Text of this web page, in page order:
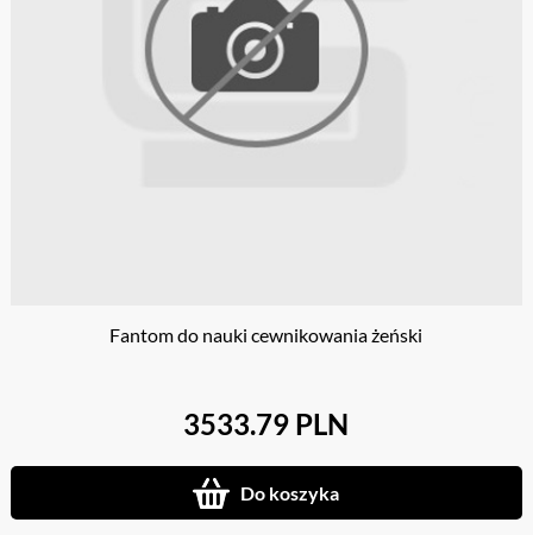
Fantom do nauki cewnikowania żeński
3533.79 PLN
Do koszyka